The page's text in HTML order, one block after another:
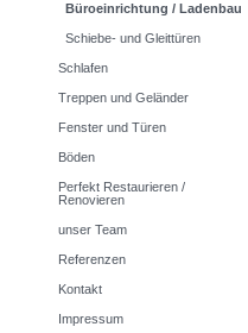
Büroeinrichtung / Ladenbau
Schiebe- und Gleittüren
Schlafen
Treppen und Geländer
Fenster und Türen
Böden
Perfekt Restaurieren /
Renovieren
unser Team
Referenzen
Kontakt
Impressum